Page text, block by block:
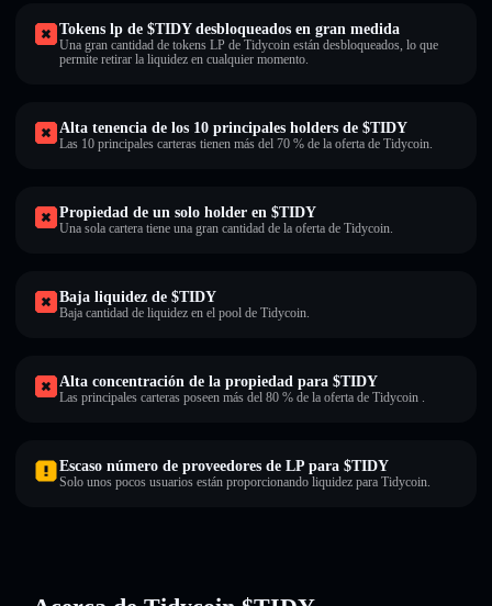
Tokens lp de $TIDY desbloqueados en gran medida
Una gran cantidad de tokens LP de Tidycoin están desbloqueados, lo que
permite retirar la liquidez en cualquier momento.
Alta tenencia de los 10 principales holders de $TIDY
Las 10 principales carteras tienen más del 70 % de la oferta de Tidycoin.
Propiedad de un solo holder en $TIDY
Una sola cartera tiene una gran cantidad de la oferta de Tidycoin.
Baja liquidez de $TIDY
Baja cantidad de liquidez en el pool de Tidycoin.
Alta concentración de la propiedad para $TIDY
Las principales carteras poseen más del 80 % de la oferta de Tidycoin .
Escaso número de proveedores de LP para $TIDY
Solo unos pocos usuarios están proporcionando liquidez para Tidycoin.